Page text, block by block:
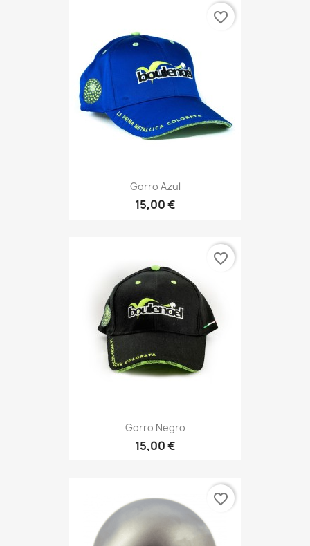
Gorro Azul
15,00 €
favorite_border
Gorro Negro
15,00 €
favorite_border
favorite_border